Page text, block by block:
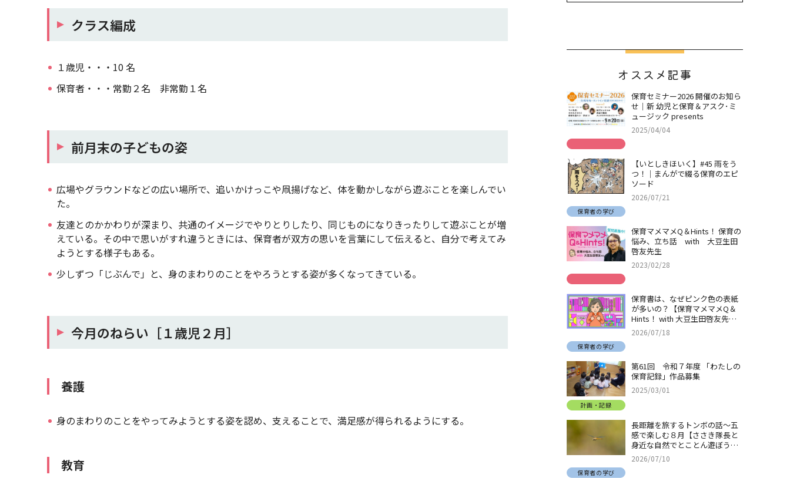
クラス編成
１歳児・・・10 名
保育者・・・常勤２名 非常勤１名
前月末の子どもの姿
広場やグラウンドなどの広い場所で、追いかけっこや凧揚げなど、体を動かしながら遊ぶことを楽しんでい
た。
友達とのかかわりが深まり、共通のイメージでやりとりしたり、同じものになりきったりして遊ぶことが増
えている。その中で思いがすれ違うときには、保育者が双方の思いを言葉にして伝えると、自分で考えてみ
ようとする様子もある。
少しずつ「じぶんで」と、身のまわりのことをやろうとする姿が多くなってきている。
今月のねらい［１歳児２月］
養護
身のまわりのことをやってみようとする姿を認め、支えることで、満足感が得られるようにする。
教育
オススメ記事
保育セミナー2026 開催のお知ら
せ｜新 幼児と保育＆アスク･ミ
ュージック presents
2025/04/04
【いとしきほいく】#45 雨をう
つ！｜まんがで綴る保育のエピ
ソード
2026/07/21
保育者の学び
保育マメマメQ＆Hints！ 保育の
悩み、立ち話 with 大豆生田
啓友先生
2023/02/28
保育書は、なぜピンク色の表紙
が多いの？【保育マメマメQ＆
Hints！ with 大豆生田啓友先
生】
2026/07/18
保育者の学び
第61回 令和７年度 「わたしの
保育記録」作品募集
2025/03/01
計画・記録
長距離を旅するトンボの話～五
感で楽しむ８月【ささき隊長と
身近な自然でとことん遊ぼう！
＃32】
2026/07/10
保育者の学び